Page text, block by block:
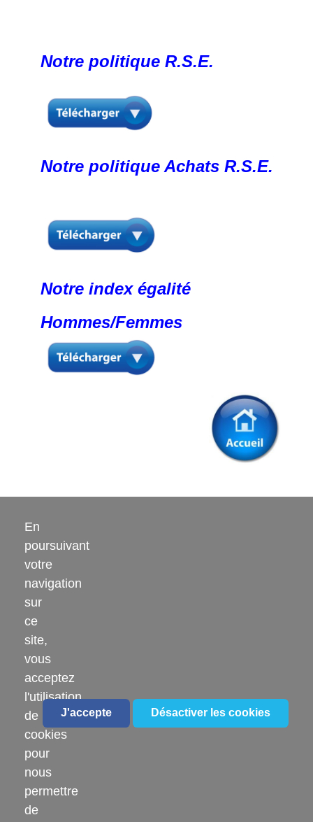
Notre politique R.S.E.
Notre politique Achats R.S.E.
Notre index égalité
Hommes/Femmes
HÔPITAL LOEWEL
6 Rue du Moulin, 68140 Munster
En
poursuivant
votre
navigation
sur
ce
site,
vous
acceptez
l'utilisation
de
cookies
pour
nous
permettre
de
J'accepte Désactiver les cookies